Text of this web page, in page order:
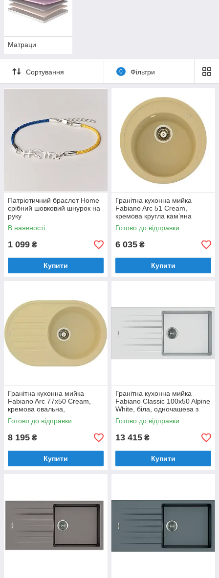
Матраци
Сортування 0 Фільтри
Патріотичний браслет Home
срібний шовковий шнурок на
руку
В наявності
1 099 ₴
Купити
Гранітна кухонна мийка
Fabiano Arc 51 Cream,
кремова кругла кам’яна
Готово до відправки
6 035 ₴
Купити
Гранітна кухонна мийка
Fabiano Arc 77x50 Cream,
кремова овальна,
одночашева з крилом
(8221.401.0468)
Готово до відправки
8 195 ₴
Купити
Гранітна кухонна мийка
Fabiano Classic 100x50 Alpine
White, біла, одночашева з
крилом (8221.301.0202)
Готово до відправки
13 415 ₴
Купити